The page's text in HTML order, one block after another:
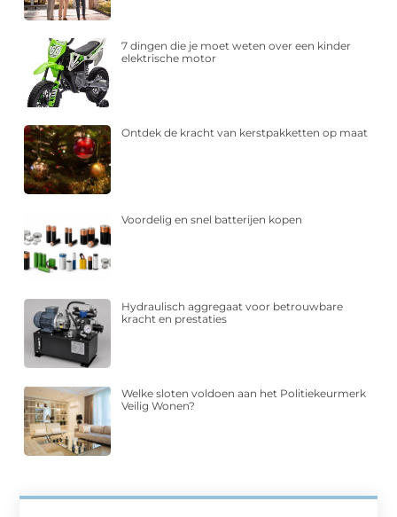
7 dingen die je moet weten over een kinder
elektrische motor
Ontdek de kracht van kerstpakketten op maat
Voordelig en snel batterijen kopen
Hydraulisch aggregaat voor betrouwbare
kracht en prestaties
Welke sloten voldoen aan het Politiekeurmerk
Veilig Wonen?